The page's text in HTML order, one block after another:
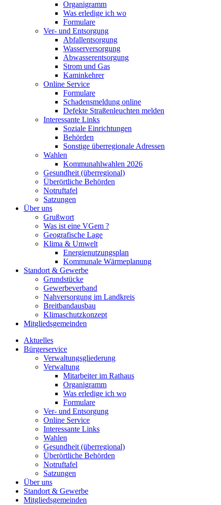
Organigramm
Was erledige ich wo
Formulare
Ver- und Entsorgung
Abfallentsorgung
Wasserversorgung
Abwasserentsorgung
Strom und Gas
Kaminkehrer
Online Service
Formulare
Schadensmeldung online
Defekte Straßenleuchten melden
Interessante Links
Soziale Einrichtungen
Behörden
Sonstige überregionale Adressen
Wahlen
Kommunahlwahlen 2026
Gesundheit (überregional)
Überörtliche Behörden
Notruftafel
Satzungen
Über uns
Grußwort
Was ist eine VGem ?
Geografische Lage
Klima & Umwelt
Energienutzungsplan
Kommunale Wärmeplanung
Standort & Gewerbe
Grundstücke
Gewerbeverband
Nahversorgung im Landkreis
Breitbandausbau
Klimaschutzkonzept
Mitgliedsgemeinden
Aktuelles
Bürgerservice
Verwaltungsgliederung
Verwaltung
Mitarbeiter im Rathaus
Organigramm
Was erledige ich wo
Formulare
Ver- und Entsorgung
Online Service
Interessante Links
Wahlen
Gesundheit (überregional)
Überörtliche Behörden
Notruftafel
Satzungen
Über uns
Standort & Gewerbe
Mitgliedsgemeinden